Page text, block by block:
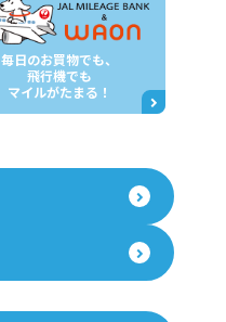
毎日のお買物でも、
飛行機でも
マイルがたまる！